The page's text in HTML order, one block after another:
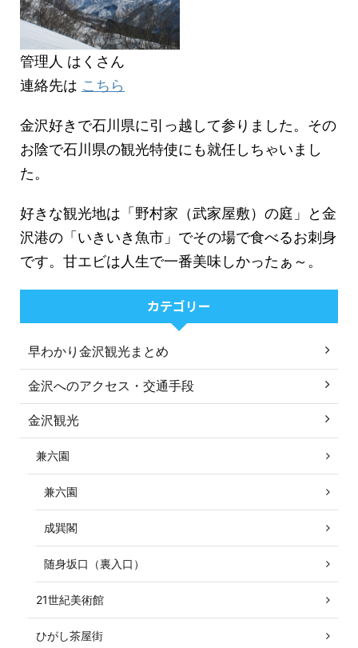
管理人 はくさん
連絡先は こちら
金沢好きで石川県に引っ越して参りました。その
お陰で石川県の観光特使にも就任しちゃいまし
た。
好きな観光地は「野村家（武家屋敷）の庭」と金
沢港の「いきいき魚市」でその場で食べるお刺身
です。甘エビは人生で一番美味しかったぁ～。
カテゴリー
早わかり金沢観光まとめ
金沢へのアクセス・交通手段
金沢観光
兼六園
兼六園
成巽閣
随身坂口（裏入口）
21世紀美術館
ひがし茶屋街